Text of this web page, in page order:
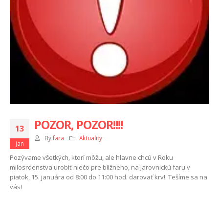
13
jan
POZOR, POZOR!!!!
By fara Aktuality
Pozývame všetkých, ktorí môžu, ale hlavne chcú v Roku
milosrdenstva urobiť niečo pre blížneho, na Jarovnickú faru v
piatok, 15. januára od 8:00 do 11:00 hod. darovať krv! Tešíme sa na
vás!